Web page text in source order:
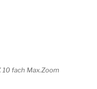
10 fach Max.Zoom